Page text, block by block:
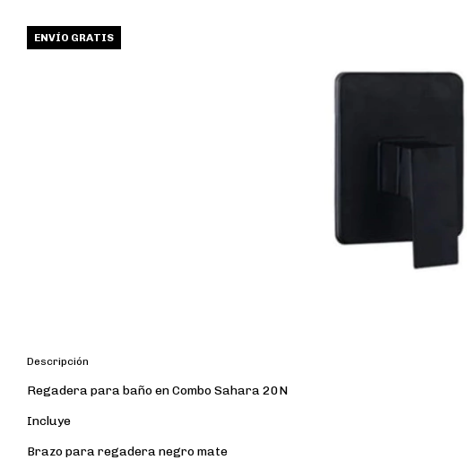
ENVÍO GRATIS
Descripción
Regadera para baño en Combo Sahara 20N
Incluye
Brazo para regadera negro mate